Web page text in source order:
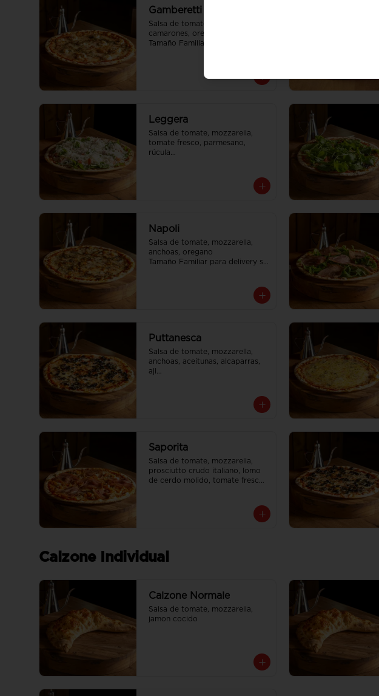
Gamberetti
Salsa de tomate, mozzarella,
camarones, oregano
Tamaño Familiar para delivery se
Leggera
Salsa de tomate, mozzarella,
tomate fresco, parmesano,
rúcula
Napoli
Salsa de tomate, mozzarella,
anchoas, oregano
Tamaño Familiar para delivery se
Puttanesca
Salsa de tomate, mozzarella,
anchoas, aceitunas, alcaparras,
aji
Saporita
Salsa de tomate, mozzarella,
prosciutto crudo italiano, lomo
de cerdo molido, tomate fresco
Calzone Individual
Calzone Normale
Salsa de tomate, mozzarella,
jamon cocido